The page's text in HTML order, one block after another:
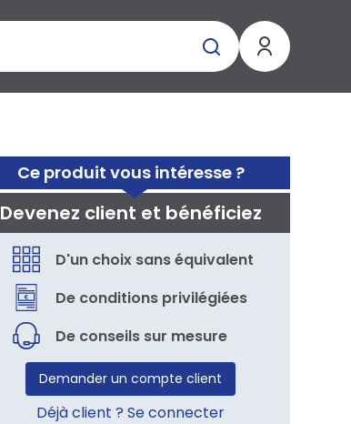
Ce produit vous intéresse ?
Devenez client et bénéficiez
D'un choix sans équivalent
De conditions privilégiées
De conseils sur mesure
Demander un compte client
Déjà client ? Se connecter